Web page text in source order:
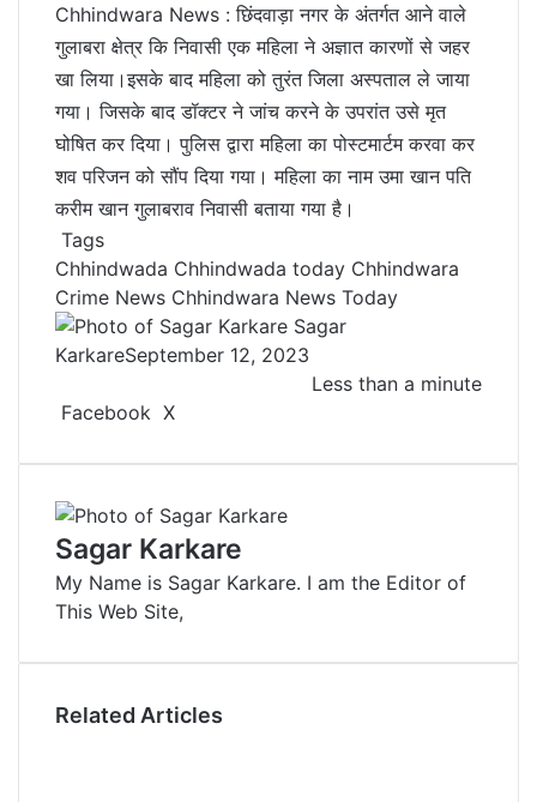
Chhindwara News : छिंदवाड़ा नगर के अंतर्गत आने वाले
गुलाबरा क्षेत्र कि निवासी एक महिला ने अज्ञात कारणों से जहर
खा लिया।इसके बाद महिला को तुरंत जिला अस्पताल ले जाया
गया। जिसके बाद डॉक्टर ने जांच करने के उपरांत उसे मृत
घोषित कर दिया। पुलिस द्वारा महिला का पोस्टमार्टम करवा कर
शव परिजन को सौंप दिया गया। महिला का नाम उमा खान पति
करीम खान गुलाबराव निवासी बताया गया है।
Tags
Chhindwada Chhindwada today Chhindwara
Crime News Chhindwara News Today
Sagar
KarkareSeptember 12, 2023
Less than a minute
Facebook X
n
e
d
I
m
l
r
n
e
r
e
d
i
t
o
a
k
a
e
v
i
m
i
i
t
Sagar Karkare
My Name is Sagar Karkare. I am the Editor of
This Web Site,
Related Articles